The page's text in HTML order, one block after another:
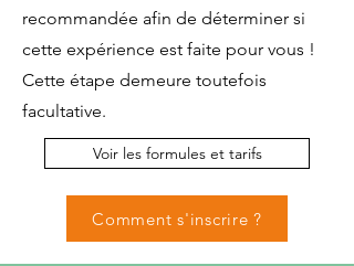
recommandée afin de déterminer si
cette expérience est faite pour vous !
Cette étape demeure toutefois
facultative.
Voir les formules et tarifs
Comment s'inscrire ?